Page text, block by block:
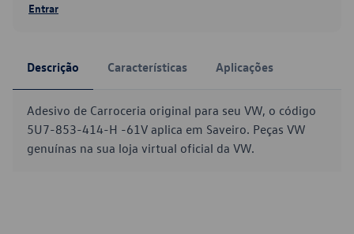
Entrar
Descrição Características Aplicações
Adesivo de Carroceria original para seu VW, o código
5U7-853-414-H -61V aplica em Saveiro. Peças VW
genuínas na sua loja virtual oficial da VW.